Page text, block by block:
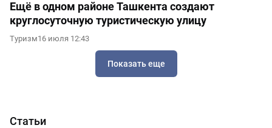
Ещё в одном районе Ташкента создают
круглосуточную туристическую улицу
Туризм16 июля 12:43
Показать еще
Статьи